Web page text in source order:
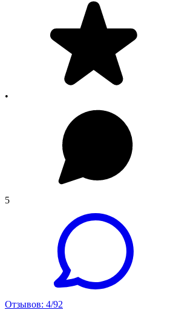
•
5
Отзывов: 4/92